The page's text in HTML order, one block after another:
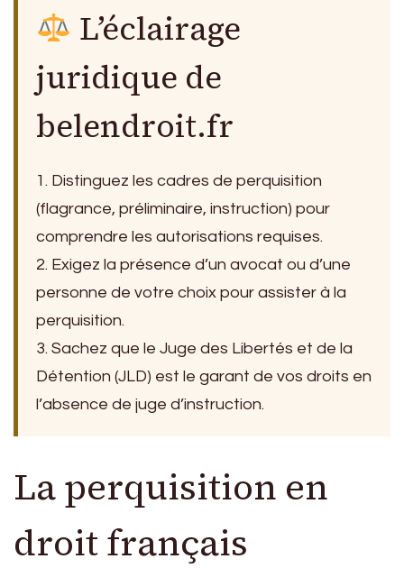
L’éclairage
juridique de
belendroit.fr
1. Distinguez les cadres de perquisition
(flagrance, préliminaire, instruction) pour
comprendre les autorisations requises.
2. Exigez la présence d’un avocat ou d’une
personne de votre choix pour assister à la
perquisition.
3. Sachez que le Juge des Libertés et de la
Détention (JLD) est le garant de vos droits en
l’absence de juge d’instruction.
La perquisition en
droit français